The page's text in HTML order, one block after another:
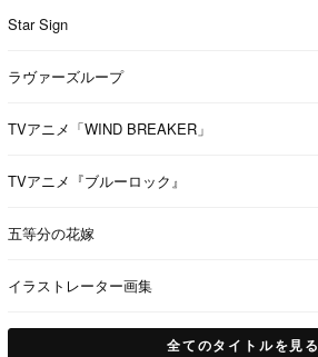
Star Sign
ラヴァーズループ
TVアニメ「WIND BREAKER」
TVアニメ『ブルーロック』
五等分の花嫁
イラストレーター画集
全てのタイトルを見る